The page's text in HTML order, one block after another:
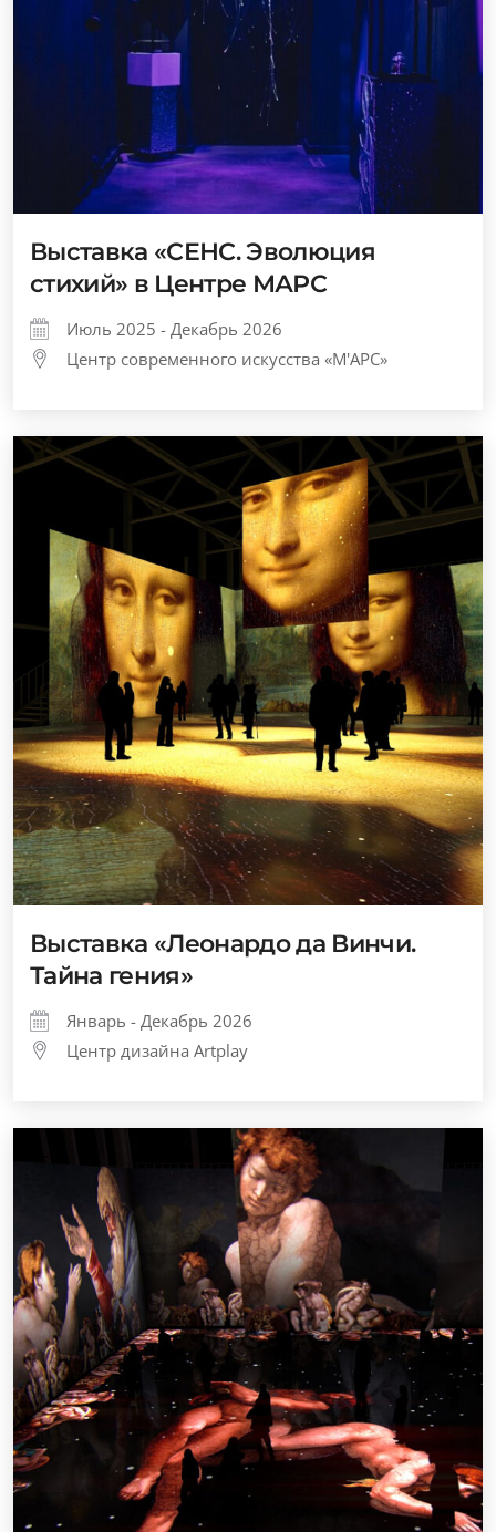
Выставка «СЕНС. Эволюция
стихий» в Центре МАРС
Июль 2025 - Декабрь 2026
Центр современного искусства «М'АРС»
Выставка «Леонардо да Винчи.
Тайна гения»
Январь - Декабрь 2026
Центр дизайна Artplay